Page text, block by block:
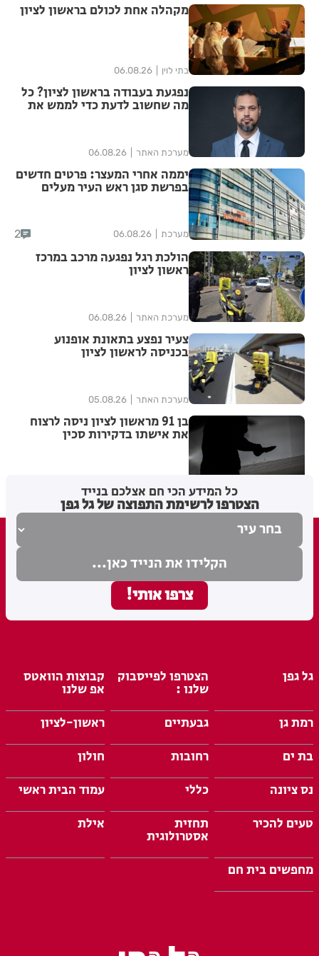
מקהלה אחת לכולם בראשון לציון
בתי לוין 06.08.26
נפגעת בעבודה בראשון לציון? כל
מה שחשוב לדעת כדי לממש את
מערכת האתר 06.08.26
יממה אחרי המעצר: פרטים חדשים
בפרשת סגן ראש העיר מעלים
מערכת 06.08.26
2
הולכת רגל נפגעה מרכב במרכז
ראשון לציון
מערכת האתר 06.08.26
צעיר נפצע בתאונת אופנוע
בכניסה לראשון לציון
מערכת האתר 05.08.26
בן 91 מראשון לציון ניסה לרצוח
את אישתו בדקירות סכין
כל המידע הכי חם אצלכם בנייד
הצטרפו לרשימת התפוצה של גל גפן
גל גפן הצטרפו לפייסבוק
שלנו :
קבוצות הוואטס
אפ שלנו
רמת גן
גבעתיים
ראשון-לציון
בת ים
רחובות
חולון
נס ציונה
כללי
עמוד הבית ראשי
טעים להכיר
תחזית
אסטרולוגית
אילת
מחפשים בית חם